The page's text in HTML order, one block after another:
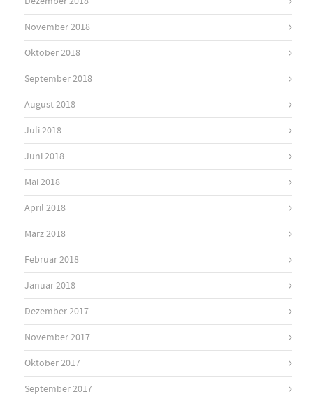
November 2018
Oktober 2018
September 2018
August 2018
Juli 2018
Juni 2018
Mai 2018
April 2018
März 2018
Februar 2018
Januar 2018
Dezember 2017
November 2017
Oktober 2017
September 2017